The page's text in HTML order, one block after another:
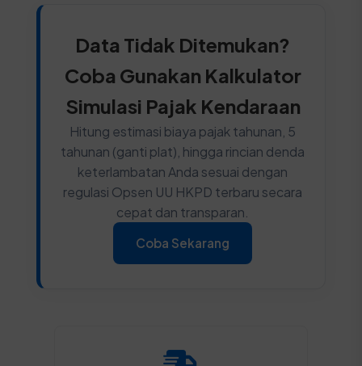
Data Tidak Ditemukan?
Coba Gunakan Kalkulator
Simulasi Pajak Kendaraan
Hitung estimasi biaya pajak tahunan, 5
tahunan (ganti plat), hingga rincian denda
keterlambatan Anda sesuai dengan
regulasi Opsen UU HKPD terbaru secara
cepat dan transparan.
Coba Sekarang